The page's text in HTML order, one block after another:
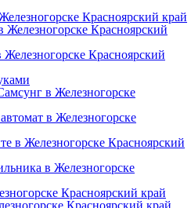
Красноярский край
Красноярский
Красноярский
в Железногорске
в Железногорске
в Железногорске Красноярский
в Железногорске
Красноярский край
Красноярский край